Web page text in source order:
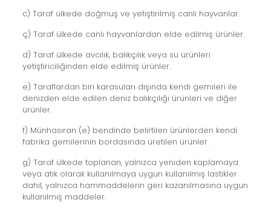
c) Taraf ülkede doğmuş ve yetiştirilmiş canlı hayvanlar.
ç) Taraf ülkede canlı hayvanlardan elde edilmiş ürünler.
d) Taraf ülkede avcılık, balıkçılık veya su ürünleri
yetiştiriciliğinden elde edilmiş ürünler.
e) Taraflardan biri karasuları dışında kendi gemileri ile
denizden elde edilen deniz balıkçılığı ürünleri ve diğer
ürünler.
f) Münhasıran (e) bendinde belirtilen ürünlerden kendi
fabrika gemilerinin bordasında üretilen ürünler.
g) Taraf ülkede toplanan, yalnızca yeniden kaplamaya
veya atık olarak kullanılmaya uygun kullanılmış lastikler
dahil, yalnızca hammaddelerin geri kazanılmasına uygun
kullanılmış maddeler.